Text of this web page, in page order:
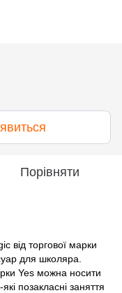
Порівняти
від торгової марки
для школяра.
Yes можна носити
позакласні заняття